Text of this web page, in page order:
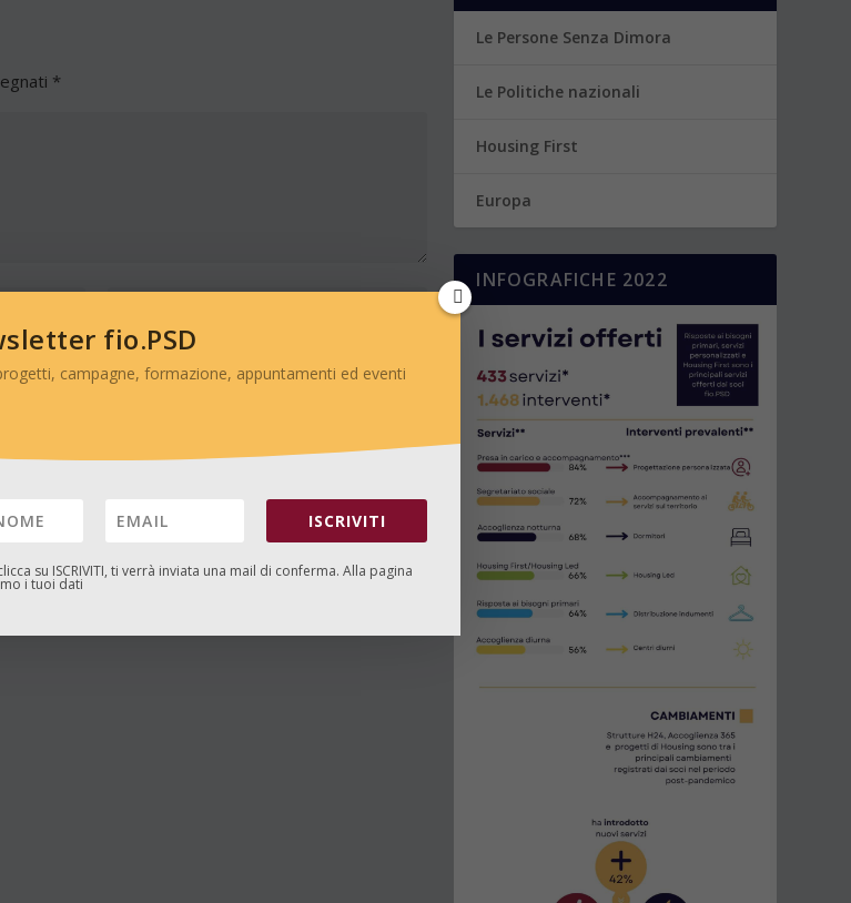
*
Le Persone Senza Dimora
Le Politiche nazionali
Housing First
Europa
INFOGRAFICHE 2022
fio.PSD
campagne, formazione, appuntamenti ed eventi
ISCRIVITI
su ISCRIVITI, ti verrà inviata una mail di conferma. Alla pagina
i tuoi dati